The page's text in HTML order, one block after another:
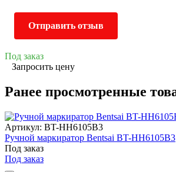
Отправить отзыв
Под заказ
Запросить цену
Ранее просмотренные
Артикул: BT-HH6105B3
Ручной маркиратор Bentsai BT-HH6105B3
Под заказ
Под заказ